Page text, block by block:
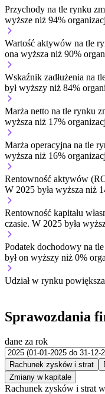
Przychody na tle rynku
wyższe niż 94%
Wartość aktywów na tle
ona wyższa niż 90%
Wskaźnik zadłużenia na
był wyższy niż 84%
Marża netto na tle rynku
wyższa niż 17%
Marża operacyjna na tle
wyższa niż 16%
Rentowność aktywów
W 2025 była wyższa niż
Rentowność kapitału
czasie. W 2025 była
Podatek dochodowy na
był on wyższy niż 0%
Udział w rynku
Sprawozdania
dane za rok
Rachunek zysków i strat
Zmiany w kapitale
Rachunek zysków i strat